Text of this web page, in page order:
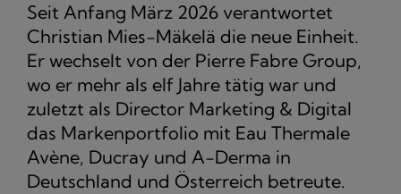
Seit Anfang März 2026 verantwortet
Christian Mies-Mäkelä die neue Einheit.
Er wechselt von der Pierre Fabre Group,
wo er mehr als elf Jahre tätig war und
zuletzt als Director Marketing & Digital
das Markenportfolio mit Eau Thermale
Avène, Ducray und A-Derma in
Deutschland und Österreich betreute.